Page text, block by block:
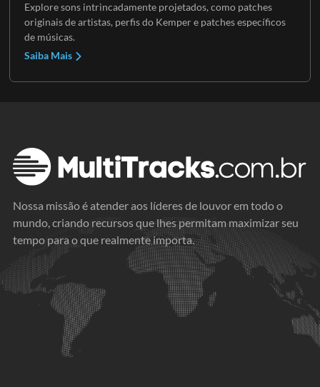
Explore sons intrincadamente projetados, como patches
originais de artistas, perfis do Kemper e patches específicos
de músicas.
Saiba Mais
Nossa missão é atender aos líderes de louvor em todo o
mundo, criando recursos que lhes permitam maximizar seu
tempo para o que realmente importa.